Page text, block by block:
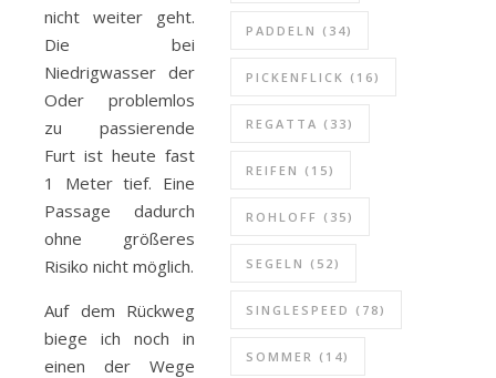
nicht weiter geht.
Die bei
Niedrigwasser der
Oder problemlos
zu passierende
Furt ist heute fast
1 Meter tief. Eine
Passage dadurch
ohne größeres
Risiko nicht möglich.
Auf dem Rückweg
biege ich noch in
einen der Wege
PADDELN (34)
PICKENFLICK (16)
REGATTA (33)
REIFEN (15)
ROHLOFF (35)
SEGELN (52)
SINGLESPEED (78)
SOMMER (14)